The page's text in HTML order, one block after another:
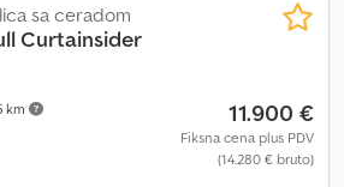
km
sa ceradom
Curtainsider
11.900 €
Fiksna cena plus PDV
(14.280 € bruto)